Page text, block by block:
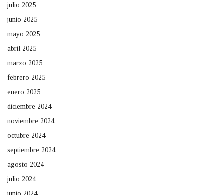
julio 2025
junio 2025
mayo 2025
abril 2025
marzo 2025
febrero 2025
enero 2025
diciembre 2024
noviembre 2024
octubre 2024
septiembre 2024
agosto 2024
julio 2024